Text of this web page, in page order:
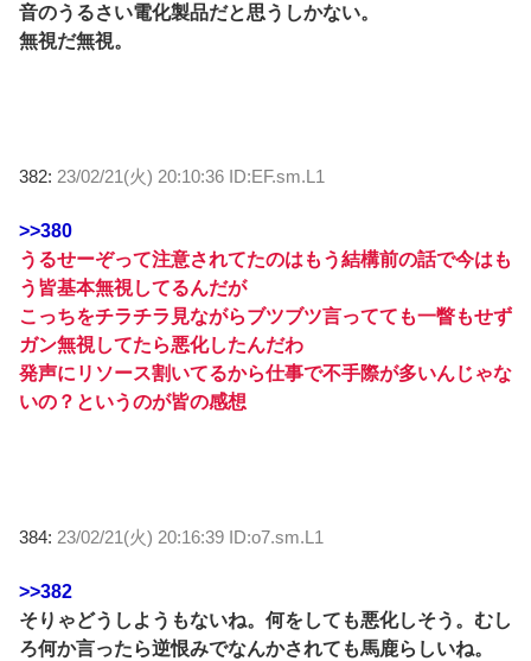
音のうるさい電化製品だと思うしかない。
無視だ無視。
382: 23/02/21(火) 20:10:36 ID:EF.sm.L1
>>380
うるせーぞって注意されてたのはもう結構前の話で今はも
う皆基本無視してるんだが
こっちをチラチラ見ながらブツブツ言ってても一瞥もせず
ガン無視してたら悪化したんだわ
発声にリソース割いてるから仕事で不手際が多いんじゃな
いの？というのが皆の感想
384: 23/02/21(火) 20:16:39 ID:o7.sm.L1
>>382
そりゃどうしようもないね。何をしても悪化しそう。むし
ろ何か言ったら逆恨みでなんかされても馬鹿らしいね。